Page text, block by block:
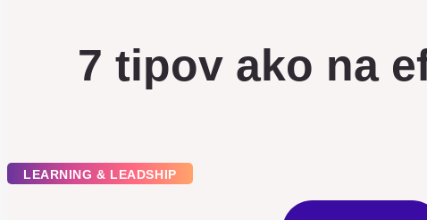
7 tipov ako na
LEARNING & LEADSHIP